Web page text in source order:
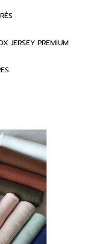
JERSEY PREMIUM